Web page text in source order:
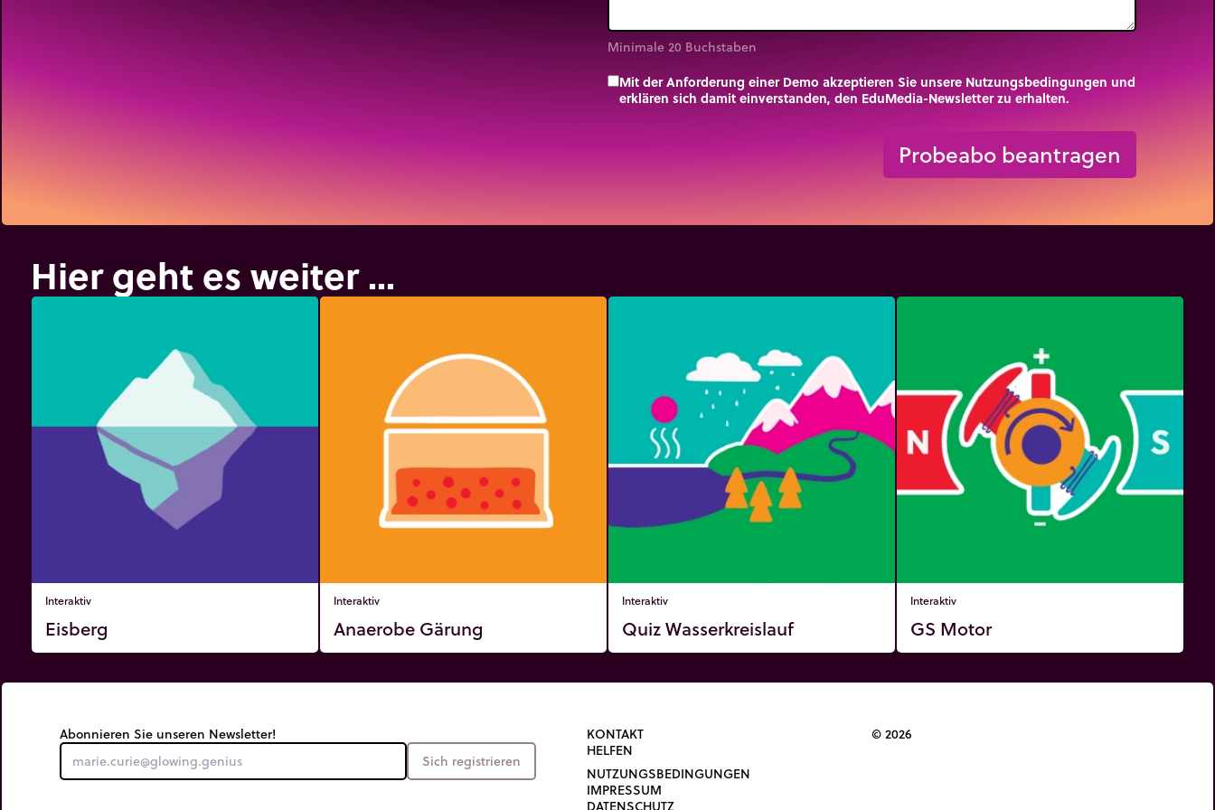
Minimale 20 Buchstaben
Mit der Anforderung einer Demo akzeptieren Sie unsere Nutzungsbedingungen und
erklären sich damit einverstanden, den EduMedia-Newsletter zu erhalten.
Probeabo beantragen
Hier geht es weiter ...
Interaktiv
Eisberg
Interaktiv
Anaerobe Gärung
Interaktiv
Quiz Wasserkreislauf
Interaktiv
GS Motor
Abonnieren Sie unseren Newsletter!
Sich registrieren
KONTAKT
HELFEN
NUTZUNGSBEDINGUNGEN
IMPRESSUM
DATENSCHUTZ
© 2026